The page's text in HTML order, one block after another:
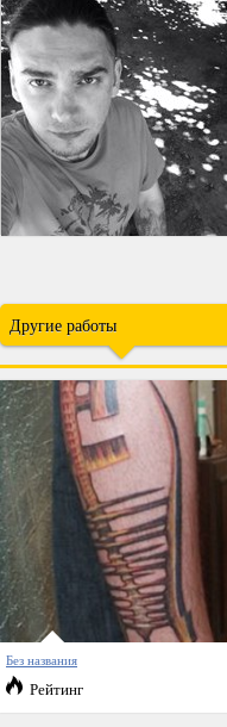
Другие работы
Без названия
Рейтинг